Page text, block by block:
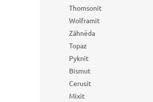
Thomsonit
Wolframit
Záhněda
Topaz
Pyknit
Bismut
Cerusit
Mixit